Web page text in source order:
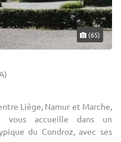
Liège, Namur et Marche,
accueille dans un
du Condroz, avec ses
5.0 (16)